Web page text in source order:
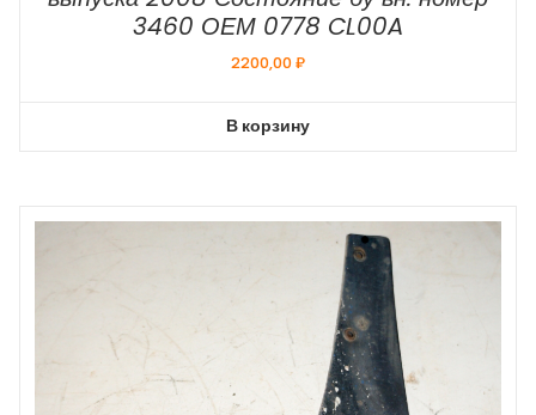
3460 ОЕМ 0778 CL00A
2200,00₽
В корзину